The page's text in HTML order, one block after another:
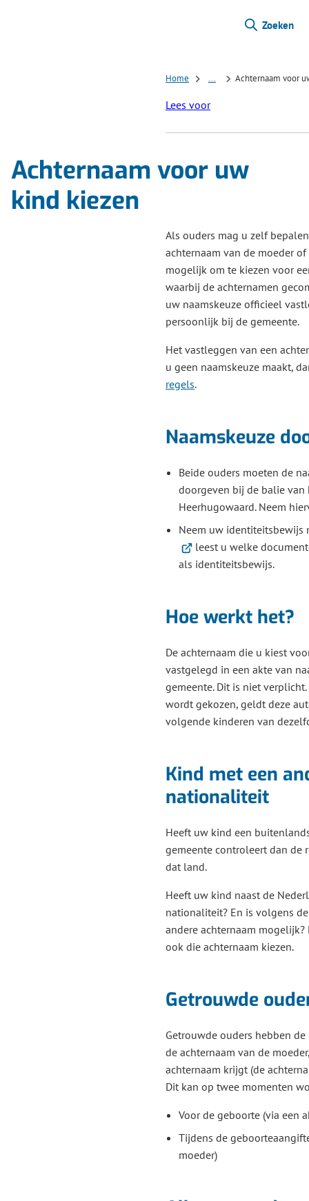
Zoeken
Home Achternaam voor
Lees voor
Achternaam voor uw
kind kiezen
Als ouders mag u zelf
achternaam van de moeder
mogelijk om te kiezen voor
waarbij de achternamen
uw naamskeuze officieel
persoonlijk bij de gemeente.
Het vastleggen van een
u geen naamskeuze maakt,
regels.
Naamskeuze
Beide ouders moeten de
doorgeven bij de balie van
Heerhugowaard. Neem
Neem uw identiteitsbewijs
leest u welke
als identiteitsbewijs.
Hoe werkt het?
De achternaam die u kiest
vastgelegd in een akte van
gemeente. Dit is niet
wordt gekozen, geldt deze
volgende kinderen van
Kind met een
nationaliteit
Heeft uw kind een
gemeente controleert dan de
dat land.
Heeft uw kind naast de
nationaliteit? En is volgens
andere achternaam
ook die achternaam kiezen.
Getrouwde
Getrouwde ouders hebben
de achternaam van de
achternaam krijgt (de
Dit kan op twee momenten
Voor de geboorte (via een
Tijdens de
moeder)